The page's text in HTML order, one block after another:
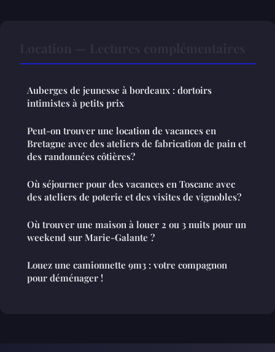
Auberges de jeunesse à bordeaux : dortoirs
intimistes à petits prix
Peut-on trouver une location de vacances en
Bretagne avec des ateliers de fabrication de pain et
des randonnées côtières?
Où séjourner pour des vacances en Toscane avec
des ateliers de poterie et des visites de vignobles?
Où trouver une maison à louer 2 ou 3 nuits pour un
weekend sur Marie-Galante ?
Louez une camionnette 9m3 : votre compagnon
pour déménager !